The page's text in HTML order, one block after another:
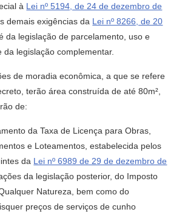
à Lei nº 5194, de 24 de dezembro de
demais exigências da Lei nº 8266, de 20
é da legislação de parcelamento, uso e
da legislação complementar.
de moradia econômica, a que se refere
terão área construída de até 80m²,
de:
da Taxa de Licença para Obras,
e Loteamentos, estabelecida pelos
da Lei nº 6989 de 29 de dezembro de
da legislação posterior, do Imposto
Natureza, bem como do
preços de serviços de cunho